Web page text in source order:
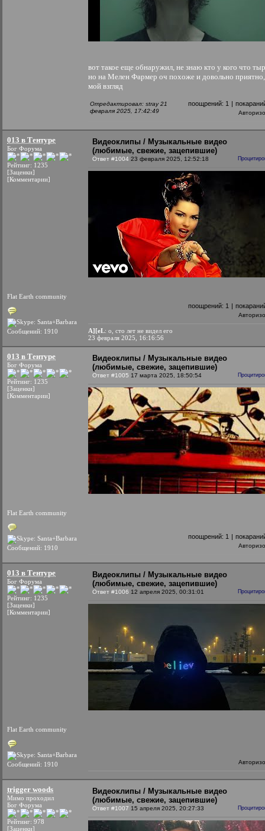
вот такое еще обнаружил, не знаю кто у кого что
но на Мелен Фармер оч похоже и довольно
мой взгляд
Отредактировал: stray 21
февраля 2025, 17:42:49
поощрений: 1 |
013 в Тентуре
Бог Форума
Рейтинг: 1235
[Заценки]
[Комментарии]
Flat Earth community
Сообщений: 1910
Видеоклипы / Музыкальные видео
(любимые, свежие, зацепившие)
Ответ #1004 23 февраля 2025, 12:52:18
поощрений: 1 |
A][eL: о, сто лет не видел его
23 февраля 2025, 16:16:56
013 в Тентуре
Бог Форума
Рейтинг: 1235
[Заценки]
[Комментарии]
Flat Earth community
Сообщений: 1910
Видеоклипы / Музыкальные видео
(любимые, свежие, зацепившие)
Ответ #1005 17 марта 2025, 18:50:54
поощрений: 1 |
013 в Тентуре
Бог Форума
Рейтинг: 1235
[Заценки]
[Комментарии]
Flat Earth community
Сообщений: 1910
Видеоклипы / Музыкальные видео
(любимые, свежие, зацепившие)
Ответ #1006 12 апреля 2025, 00:31:01
trigger woods
Мимо проходил
Бог Форума
Рейтинг: 978
[Заценки]
Видеоклипы / Музыкальные видео
(любимые, свежие, зацепившие)
Ответ #1007 15 апреля 2025, 20:27:33